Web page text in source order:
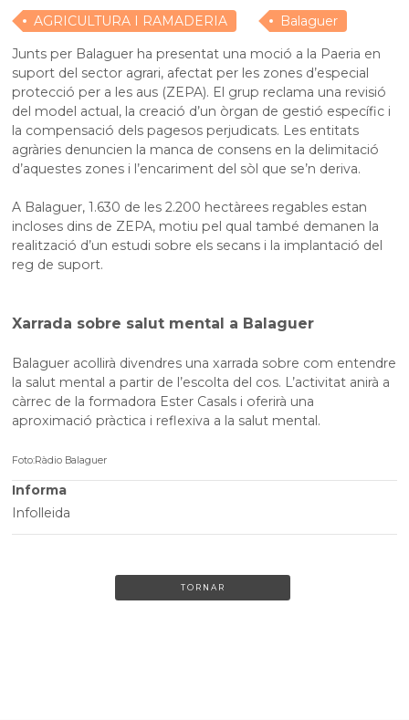
AGRICULTURA I RAMADERIA
Balaguer
Junts per Balaguer ha presentat una moció a la Paeria en
suport del sector agrari, afectat per les zones d’especial
protecció per a les aus (ZEPA). El grup reclama una revisió
del model actual, la creació d’un òrgan de gestió específic i
la compensació dels pagesos perjudicats. Les entitats
agràries denuncien la manca de consens en la delimitació
d’aquestes zones i l’encariment del sòl que se’n deriva.
A Balaguer, 1.630 de les 2.200 hectàrees regables estan
incloses dins de ZEPA, motiu pel qual també demanen la
realització d’un estudi sobre els secans i la implantació del
reg de suport.
Xarrada sobre salut mental a Balaguer
Balaguer acollirà divendres una xarrada sobre com entendre
la salut mental a partir de l’escolta del cos. L’activitat anirà a
càrrec de la formadora Ester Casals i oferirà una
aproximació pràctica i reflexiva a la salut mental.
Foto:Ràdio Balaguer
Informa
Infolleida
TORNAR